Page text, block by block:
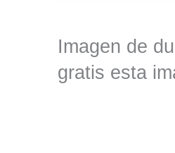
Imagen de
gratis esta